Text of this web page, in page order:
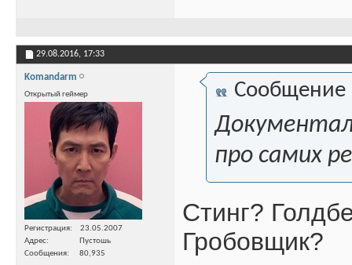
29.08.2016, 17:33
Komandarm
Открытый геймер
Регистрация
23.05.2007
Адрес
Пустошь
Сообщения
80,935
Сообщение
про самих
Стинг?
Гробовщик?